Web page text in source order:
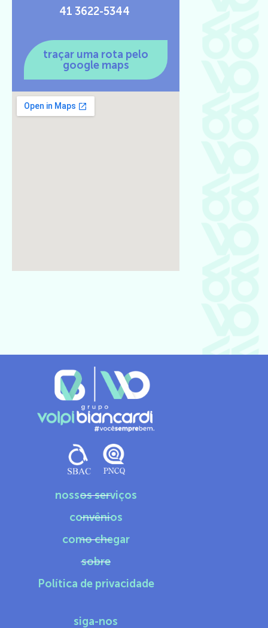
41 3622-5344
traçar uma rota pelo
google maps
nossos serviços
convênios
como chegar
sobre
Política de privacidade
siga-nos